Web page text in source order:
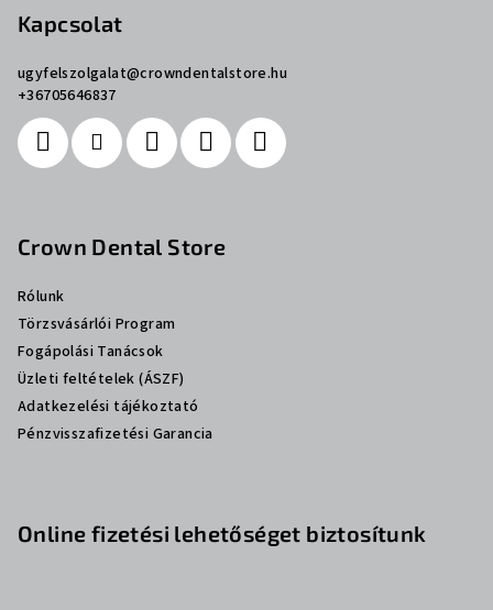
Kapcsolat
ugyfelszolgalat@crowndentalstore.hu
+36705646837
Crown Dental Store
Rólunk
Törzsvásárlói Program
Fogápolási Tanácsok
Üzleti feltételek (ÁSZF)
Adatkezelési tájékoztató
Pénzvisszafizetési Garancia
Online fizetési lehetőséget biztosítunk